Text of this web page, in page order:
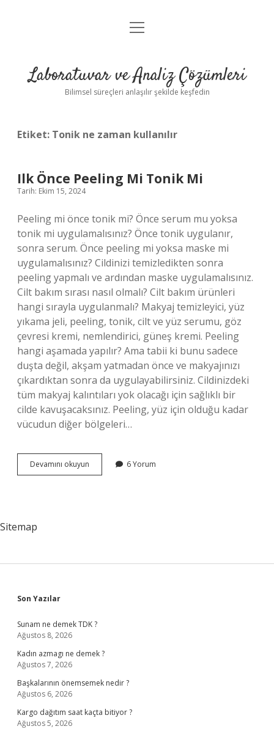
Anasayfa
Yasal Uyarı
menüyü
Laboratuvar ve Analiz Çözümleri
Bilimsel süreçleri anlaşılır şekilde keşfedin
Etiket: Tonik ne zaman kullanılır
Ilk Önce Peeling Mi Tonik Mi
Tarih: Ekim 15, 2024
Peeling mi önce tonik mi? Önce serum mu yoksa
tonik mi uygulamalısınız? Önce tonik uygulanır,
sonra serum. Önce peeling mi yoksa maske mi
uygulamalısınız? Cildinizi temizledikten sonra
peeling yapmalı ve ardından maske uygulamalısınız.
Cilt bakım sırası nasıl olmalı? Cilt bakım ürünleri
hangi sırayla uygulanmalı? Makyaj temizleyici, yüz
yıkama jeli, peeling, tonik, cilt ve yüz serumu, göz
çevresi kremi, nemlendirici, güneş kremi. Peeling
hangi aşamada yapılır? Ama tabii ki bunu sadece
duşta değil, akşam yatmadan önce ve makyajınızı
çıkardıktan sonra da uygulayabilirsiniz. Cildinizdeki
tüm makyaj kalıntıları yok olacağı için sağlıklı bir
cilde kavuşacaksınız. Peeling, yüz için olduğu kadar
vücudun diğer bölgeleri…
Devamını okuyun
Önce
6 Yorum
Sitemap
Sidebar
Son Yazılar
Sunam ne demek TDK ?
Ağustos 8, 2026
Kadın azmagı ne demek ?
Ağustos 7, 2026
Başkalarının önemsemek nedir ?
Ağustos 6, 2026
Kargo dağıtım saat kaçta bitiyor ?
Ağustos 5, 2026